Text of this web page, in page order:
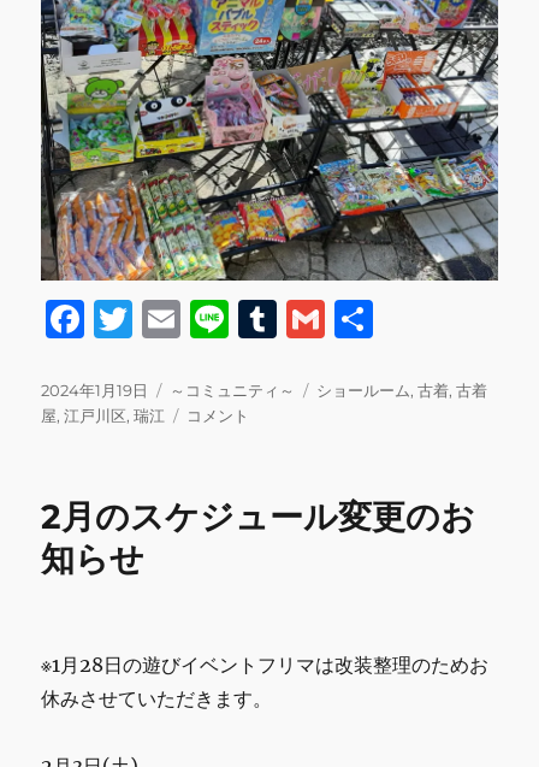
F
c
e
o
o
k
T
it
te
E
ai
l
Li
e
T
m
G
ai
投
稿
2024年1月19日
カ
テ
～コミュニティ～
タ
ショールーム,古着,古着
屋,江戸川区,瑞江
明
イ
マ
開
コメント
2月のスケジュール変更のお
知らせ
※1月28日の遊びイベントフリマは改装整理のためお
休みさせていただきます。